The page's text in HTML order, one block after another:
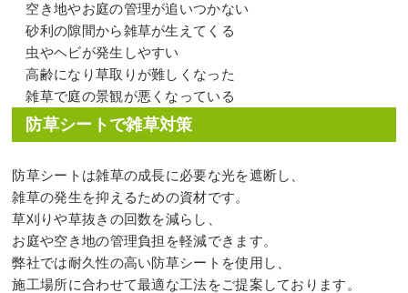
空き地やお庭の管理が追いつかない
砂利の隙間から雑草が生えてくる
虫やヘビが発生しやすい
高齢になり草取りが難しくなった
雑草で庭の景観が悪くなっている
防草シートで雑草対策
防草シートは雑草の成長に必要な光を遮断し、
雑草の発生を抑えるための資材です。
草刈りや草抜きの回数を減らし、
お庭や空き地の管理負担を軽減できます。
弊社では耐久性の高い防草シートを使用し、
施工場所に合わせて最適な工法をご提案しております。